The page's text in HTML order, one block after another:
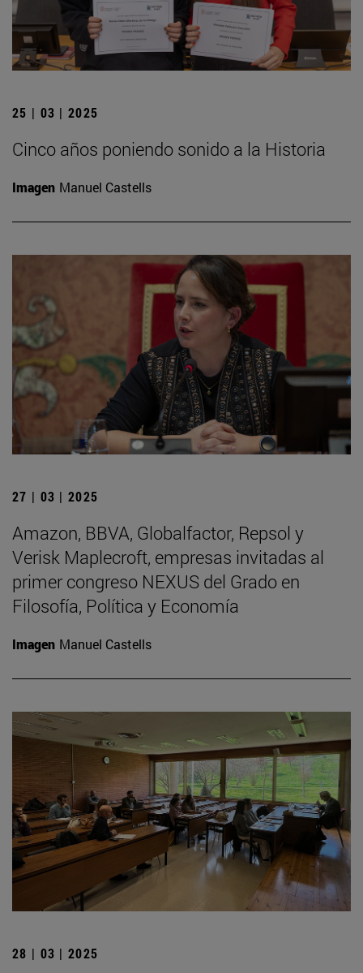
25 | 03 | 2025
Cinco años poniendo sonido a la Historia
Imagen Manuel Castells
27 | 03 | 2025
Amazon, BBVA, Globalfactor, Repsol y
Verisk Maplecroft, empresas invitadas al
primer congreso NEXUS del Grado en
Filosofía, Política y Economía
Imagen Manuel Castells
28 | 03 | 2025